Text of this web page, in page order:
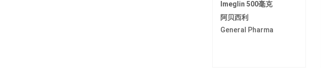
Imeglin 500毫克
阿贝西利
General Pharma